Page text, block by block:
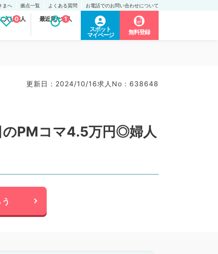
まへ 拠点一覧 よくある質問 お電話でのお問い合わせについて
入り求人
0 最近見た求人
1
スポット
マイページ
無料登録
更新日 : 2024/10/16求人No : 638648
のPMコマ4.5万円◎婦人